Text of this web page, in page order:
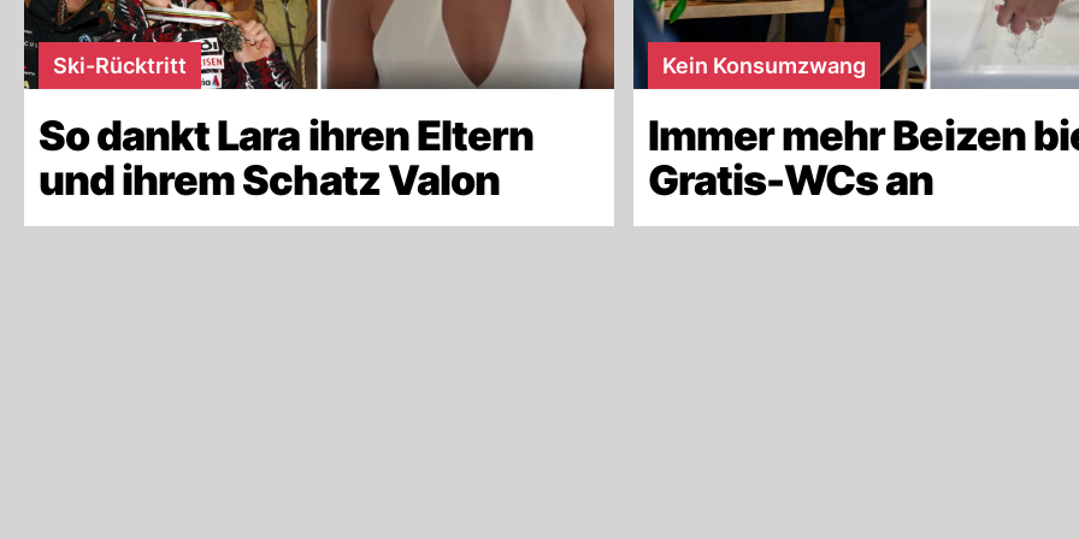
Ski-Rücktritt
So dankt Lara ihren Eltern
und ihrem Schatz Valon
Kein Konsumzwang
Immer mehr Beizen
Gratis-WCs an